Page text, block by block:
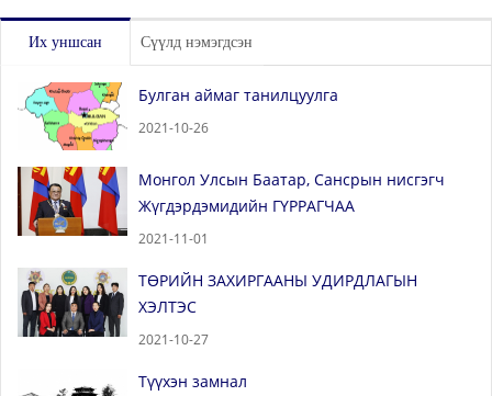
Их уншсан Сүүлд нэмэгдсэн
Булган аймаг танилцуулга
2021-10-26
Монгол Улсын Баатар, Сансрын нисгэгч
Жүгдэрдэмидийн ГҮРРАГЧАА
2021-11-01
ТӨРИЙН ЗАХИРГААНЫ УДИРДЛАГЫН
ХЭЛТЭС
2021-10-27
Түүхэн замнал